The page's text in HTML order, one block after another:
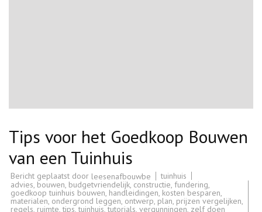
Tips voor het Goedkoop Bouwen
van een Tuinhuis
Bericht geplaatst door leesenafbouwbe
tuinhuis
advies, bouwen, budgetvriendelijk, constructie, fundering,
goedkoop tuinhuis bouwen, handleidingen, kosten besparen,
materialen, ondergrond leggen, ontwerp, plan, prijzen vergelijken,
regels, ruimte,tips,tuinhuis,tutorials, vergunningen, zelf doen